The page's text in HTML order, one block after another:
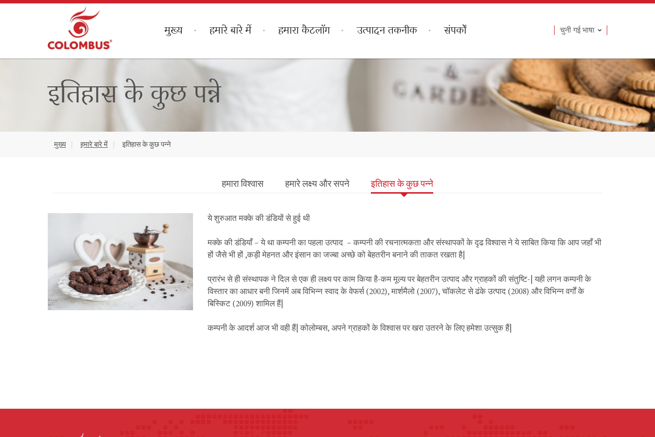
मुख्य हमारे बारे में हमारा कैटलॉग उत्पादन तकनीक संपर्कों चुनी गई भाषा
इतिहास के कुछ पन्ने
मुख्य हमारे बारे में इतिहास के कुछ पन्ने
हमारा विश्वास हमारे लक्ष्य और सपने इतिहास के कुछ पन्ने
ये शुरुआत मक्के की डंडियों से हुई थी
मक्के की डंडियाँ – ये था कम्पनी का पहला उत्पाद – कम्पनी की रचनात्मकता और संस्थापकों के दृढ विश्वास ने ये साबित किया कि आप जहाँ भी
हों जैसे भी हों ,कड़ी मेहनत और इंसान का जज्बा अच्छे को बेहतरीन बनाने की ताकत रखता है|
प्रारंभ से ही संस्थापक ने दिल से एक ही लक्ष्य पर काम किया है-कम मूल्य पर बेहतरीन उत्पाद और ग्राहकों की संतुष्टि-| यही लगन कम्पनी के
विस्तार का आधार बनी जिनमें अब विभिन्न स्वाद के वेफर्स (2002), मार्शमैलो (2007), चॉकलेट से ढंके उत्पाद (2008) और विभिन्न वर्गों के
बिस्किट (2009) शामिल हैं|
कम्पनी के आदर्श आज भी वही हैं| कोलोम्बस, अपने ग्राहकों के विश्वास पर खरा उतरने के लिए हमेशा उत्सुक हैं|